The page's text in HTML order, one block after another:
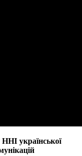
української